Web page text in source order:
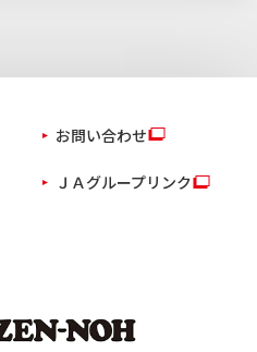
お問い合わせ
ＪＡグループリンク